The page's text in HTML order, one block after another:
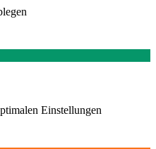
Einstellungen